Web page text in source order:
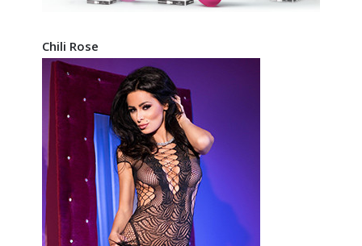
Chili Rose